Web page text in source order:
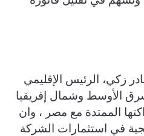
زكي، الرئيس الإقليمي
الأوسط وشمال إفريقيا
الممتدة مع مصر ، وان
في استثمارات الشركة